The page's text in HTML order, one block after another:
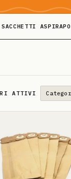
SACCHETTI
ATTIVI